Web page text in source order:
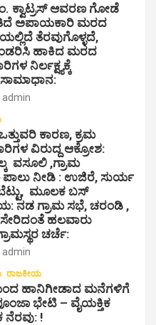
ಕ್ವಾಟ್ರಸ್ ಆವರಣ ಗೋಡೆ
ಅಪಾಯಕಾರಿ ಮರದ
ತೆರವುಗೊಳ್ಳದೆ,
ಹಾಕಿದ ಮರದ
ನಿರ್ಲಕ್ಷ್ಯಕ್ಕೆ
admin
ಕಾರಣ, ಕ್ರಮ
ವಿರುದ್ದ ಆಕ್ರೋಶ:
ವಸೂಲಿ ,ಗ್ರಾಮ
ನೀಡಿ : ಉಜಿರೆ, ಸುರ್ಯ
ಮೂಲಕ ಬಸ್
ನಡ ಗ್ರಾಮ ಸಭೆ, ಚರಂಡಿ ,
ಹಲವಾರು
ಚರ್ಚೆ:
admin
ರಾಜಕೀಯ
ಹಾನಿಗೀಡಾದ ಮನೆಗಳಿಗೆ
ಭೇಟಿ – ವೈಯಕ್ತಿಕ
!